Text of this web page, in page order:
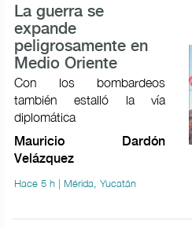
La guerra se
expande
peligrosamente en
Medio Oriente
Con los bombardeos
también estalló la vía
diplomática
Mauricio Dardón
Velázquez
Hace 5 h | Mérida, Yucatán